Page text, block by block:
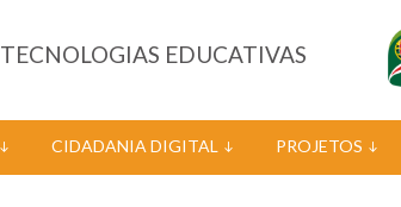
EDUCATIVAS
CIDADANIA DIGITAL PROJETOS